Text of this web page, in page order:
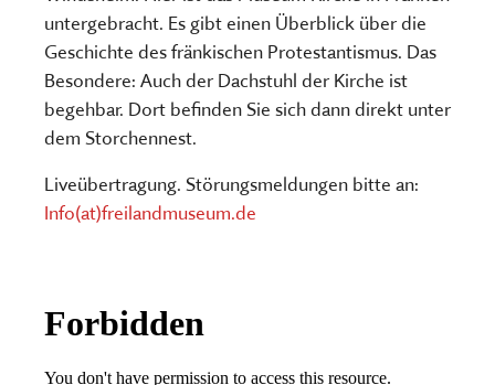
untergebracht. Es gibt einen Überblick über die
Geschichte des fränkischen Protestantismus. Das
Besondere: Auch der Dachstuhl der Kirche ist
begehbar. Dort befinden Sie sich dann direkt unter
dem Storchennest.
Liveübertragung. Störungsmeldungen bitte an:
Info(at)freilandmuseum.de